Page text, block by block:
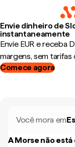
Envie dinheiro de
instantaneamente
Envie EUR e receba
margens, sem tarifas
Comece agora
Você mora em
A Morse não